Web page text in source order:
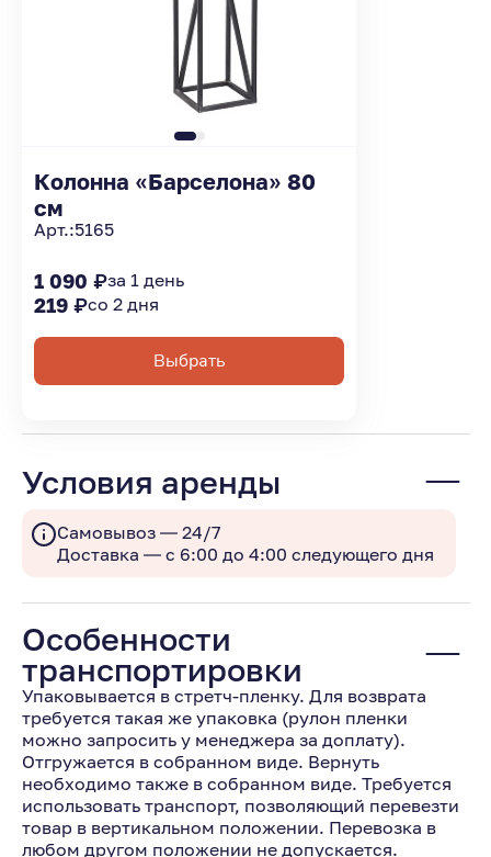
Колонна «Барселона» 80
см
Арт.:5165
1 090 ₽за 1 день
219 ₽со 2 дня
Выбрать
Условия аренды
Самовывоз — 24/7
Доставка — с 6:00 до 4:00 следующего дня
Особенности
транспортировки
Упаковывается в стретч-пленку. Для возврата
требуется такая же упаковка (рулон пленки
можно запросить у менеджера за доплату).
Отгружается в собранном виде. Вернуть
необходимо также в собранном виде. Требуется
использовать транспорт, позволяющий перевезти
товар в вертикальном положении. Перевозка в
любом другом положении не допускается.